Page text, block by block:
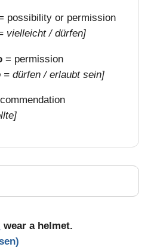
possibility or permission
vielleicht / dürfen]
= permission
= dürfen / erlaubt sein]
wear a helmet.